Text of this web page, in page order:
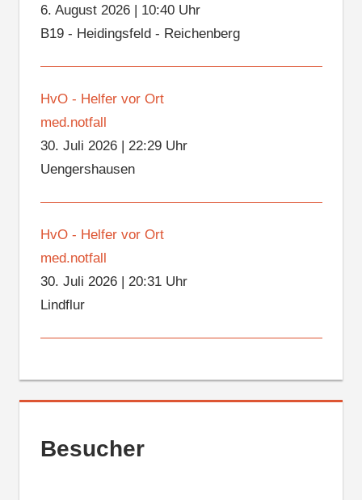
6. August 2026| 10:40 Uhr
B19 - Heidingsfeld - Reichenberg
HvO - Helfer vor Ort
med.notfall
30. Juli 2026| 22:29 Uhr
Uengershausen
HvO - Helfer vor Ort
med.notfall
30. Juli 2026| 20:31 Uhr
Lindflur
Besucher